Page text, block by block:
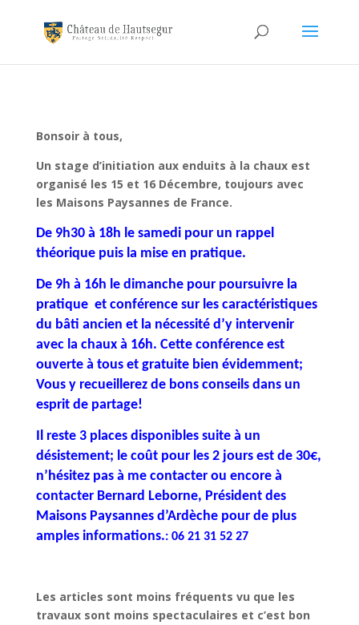
Bonsoir à tous,
Un stage d’initiation aux enduits à la chaux est
organisé les 15 et 16 Décembre, toujours avec
les Maisons Paysannes de France.
De 9h30 à 18h le samedi pour un rappel
théorique puis la mise en pratique.
De 9h à 16h le dimanche pour poursuivre la
pratique et conférence sur les caractéristiques
du bâti ancien et la nécessité d’y intervenir
avec la chaux à 16h. Cette conférence est
ouverte à tous et gratuite bien évidemment;
Vous y recueillerez de bons conseils dans un
esprit de partage!
Il reste 3 places disponibles suite à un
désistement; le coût pour les 2 jours est de 30€,
n’hésitez pas à me contacter ou encore à
contacter Bernard Leborne, Président des
Maisons Paysannes d’Ardèche pour de plus
amples informations.: 06 21 31 52 27
Les articles sont moins fréquents vu que les
travaux sont moins spectaculaires et c’est bon